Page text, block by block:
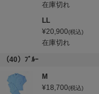
在庫切れ
LL
¥20,900 税込
在庫切れ
（40）ﾌﾞﾙｰ
M
¥18,700 税込